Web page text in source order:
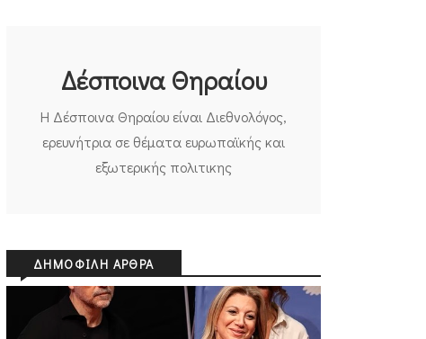
Δέσποινα Θηραίου
Η Δέσποινα Θηραίου είναι Διεθνολόγος,
ερευνήτρια σε θέματα ευρωπαϊκής και
εξωτερικής πολιτικης
ΔΗΜΟΦΙΛΉ ΆΡΘΡΑ